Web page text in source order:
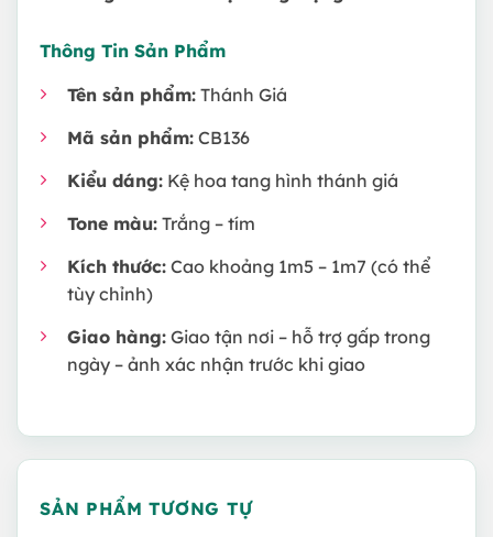
Thông Tin Sản Phẩm
Tên sản phẩm: Thánh Giá
Mã sản phẩm: CB136
Kiểu dáng: Kệ hoa tang hình thánh giá
Tone màu: Trắng – tím
Kích thước: Cao khoảng 1m5 – 1m7 (có thể
tùy chỉnh)
Giao hàng: Giao tận nơi – hỗ trợ gấp trong
ngày – ảnh xác nhận trước khi giao
SẢN PHẨM TƯƠNG TỰ